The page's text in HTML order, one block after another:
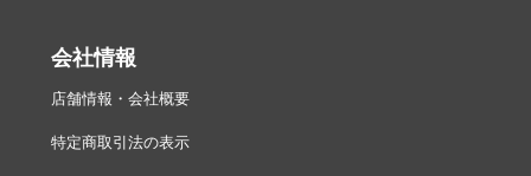
会社情報
店舗情報・会社概要
特定商取引法の表示